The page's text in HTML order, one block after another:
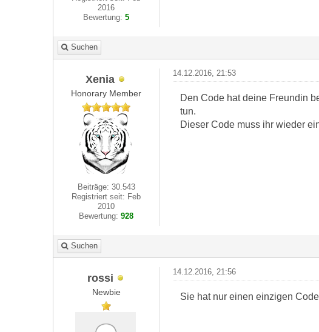
2016
Bewertung:5
Suchen
Xenia
Honorary Member
Beiträge: 30.543
Registriert seit: Feb
2010
Bewertung:928
14.12.2016, 21:53
Den Code hat deine Freundin
tun.
Dieser Code muss ihr wieder
Suchen
rossi
Newbie
14.12.2016, 21:56
Sie hat nur einen einzigen